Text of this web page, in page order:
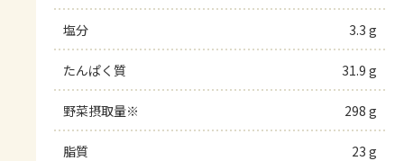
塩分 3.3 g
たんぱく質 31.9 g
野菜摂取量※ 298 g
脂質 23 g